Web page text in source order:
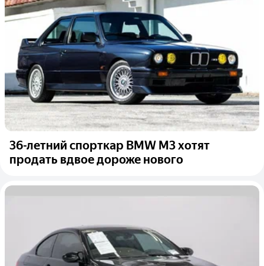
36-летний спорткар BMW M3 хотят
продать вдвое дороже нового